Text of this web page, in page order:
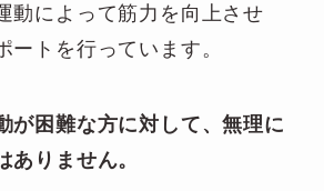
動によって筋力を向上させ
ートを行っています。
が困難な方に対して、無理に
ありません。